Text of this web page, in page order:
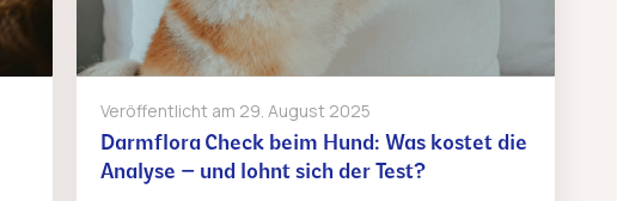
Veröffentlicht am 29. August 2025
Darmflora Check beim Hund: Was kostet die
Analyse – und lohnt sich der Test?